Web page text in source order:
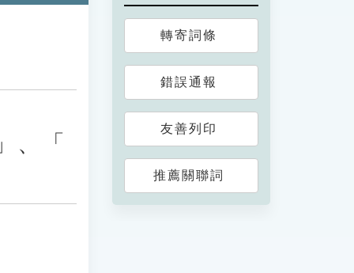
、「
轉寄詞條
錯誤通報
友善列印
推薦關聯詞